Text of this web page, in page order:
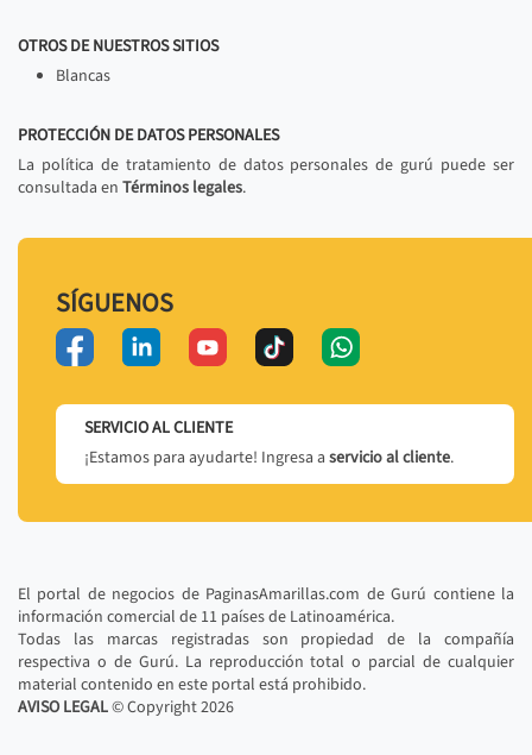
OTROS DE NUESTROS SITIOS
Blancas
PROTECCIÓN DE DATOS PERSONALES
La política de tratamiento de datos personales de gurú puede ser
consultada en Términos legales.
SÍGUENOS
SERVICIO AL CLIENTE
¡Estamos para ayudarte! Ingresa a servicio al cliente.
El portal de negocios de PaginasAmarillas.com de Gurú contiene la
información comercial de 11 países de Latinoamérica.
Todas las marcas registradas son propiedad de la compañía
respectiva o de Gurú. La reproducción total o parcial de cualquier
material contenido en este portal está prohibido.
AVISO LEGAL© Copyright2026